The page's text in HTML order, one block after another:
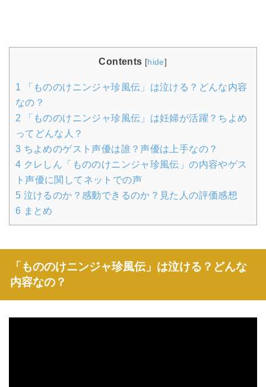
Contents [hide]
1 「もののけニンジャ珍風伝」は泣ける？どんな内容
なの？
2 「もののけニンジャ珍風伝」は妊婦が活躍？ちよめ
ってどんな人？
3 ちよめのゲスト声優は誰？声優は上手なの？
4 クレしん「もののけニンジャ珍風伝」の内容やゲス
ト声優に関してネットでの声
5 泣けるのか？感動できるのか？見た人の評価感想
6 まとめ
「もののけニンジャ珍風伝」は泣ける？どんな
内容なの？